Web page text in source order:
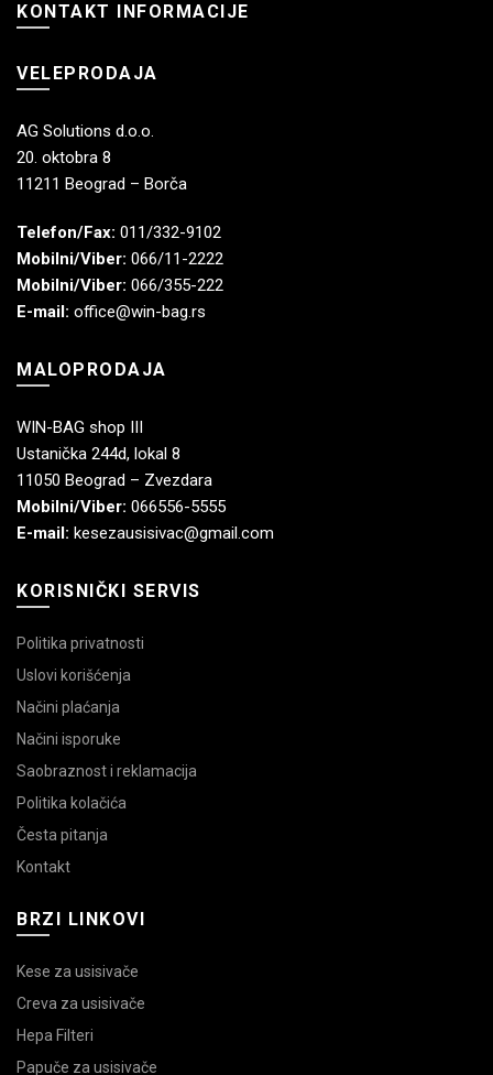
KONTAKT INFORMACIJE
VELEPRODAJA
AG Solutions d.o.o.
20. oktobra 8
11211 Beograd – Borča
Telefon/Fax: 011/332-9102
Mobilni/Viber: 066/11-2222
Mobilni/Viber: 066/355-222
E-mail: office@win-bag.rs
MALOPRODAJA
WIN-BAG shop III
Ustanička 244d, lokal 8
11050 Beograd – Zvezdara
Mobilni/Viber: 066556-5555
E-mail: kesezausisivac@gmail.com
KORISNIČKI SERVIS
Politika privatnosti
Uslovi korišćenja
Načini plaćanja
Načini isporuke
Saobraznost i reklamacija
Politika kolačića
Česta pitanja
Kontakt
BRZI LINKOVI
Kese za usisivače
Creva za usisivače
Hepa Filteri
Papuče za usisivače